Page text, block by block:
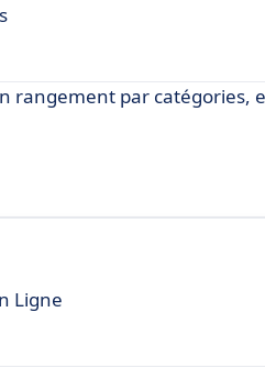
par catégories,
Ligne